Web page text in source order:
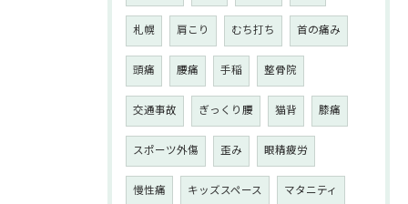
札幌 肩こり むち打ち 首の痛み
頭痛 腰痛 手稲 整骨院
交通事故 ぎっくり腰 猫背 膝痛
スポーツ外傷 歪み 眼精疲労
慢性痛 キッズスペース マタニティ